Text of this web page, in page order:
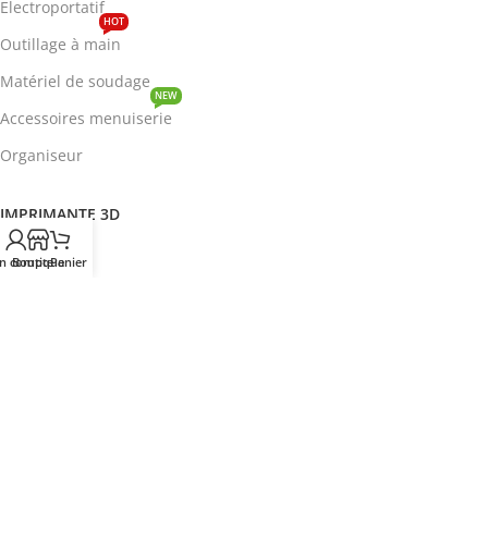
Electroportatif
Outillage à main
HOT
Matériel de soudage
Accessoires menuiserie
NEW
Organiseur
IMPRIMANTE 3D
ROBOTIQUE
compte
BoutiquePanier